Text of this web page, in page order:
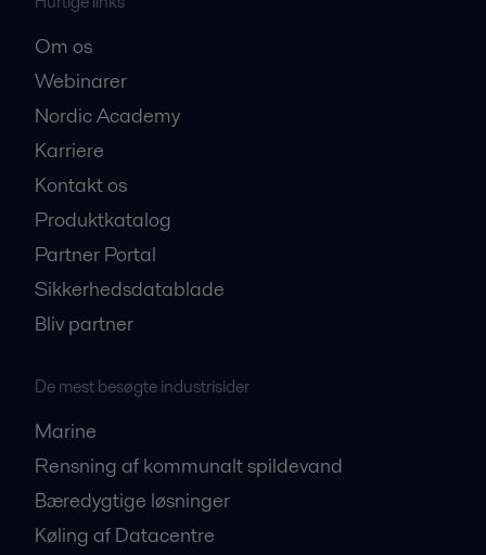
Om os
Webinarer
Nordic Academy
Karriere
Kontakt os
Produktkatalog
Partner Portal
Sikkerhedsdatablade
Bliv partner
De mest besøgte industrisider
Marine
Rensning af kommunalt spildevand
Bæredygtige løsninger
Køling af Datacentre